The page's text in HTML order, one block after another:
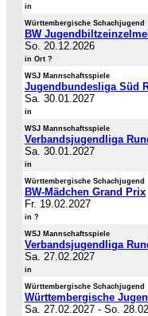
in
Württembergische Schachjugend
BW
So. 20.12.2026
in Ort ?
WSJ Mannschaftsspiele
Jugendbundesliga Süd
Sa. 30.01.2027
in
WSJ Mannschaftsspiele
Verbandsjugendliga
Sa. 30.01.2027
in
Württembergische Schachjugend
BW-Mädchen Grand Prix
Fr. 19.02.2027
in ?
WSJ Mannschaftsspiele
Verbandsjugendliga
Sa. 27.02.2027
in
Württembergische Schachjugend
Württembergische
Sa. 27.02.2027 - So.